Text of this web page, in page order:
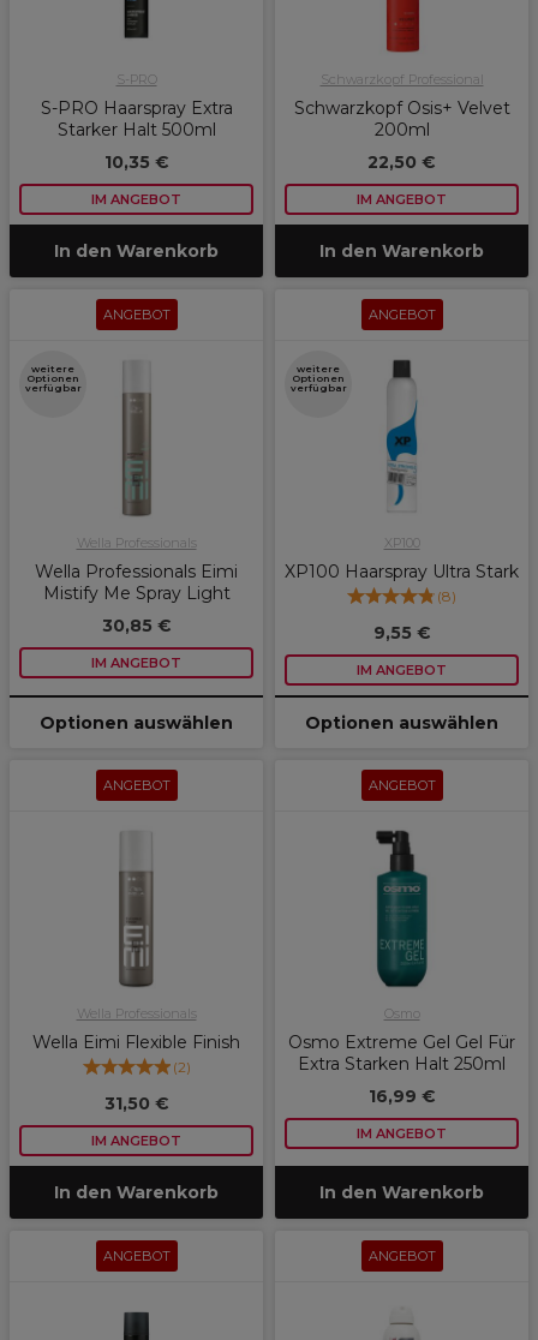
S-PRO
S-PRO Haarspray Extra
Starker Halt 500ml
10,35 €
IM ANGEBOT
In den Warenkorb
Schwarzkopf Professional
Schwarzkopf Osis+ Velvet
200ml
22,50 €
IM ANGEBOT
In den Warenkorb
ANGEBOT
weitere
Optionen
verfügbar
Wella Professionals
Wella Professionals Eimi
Mistify Me Spray Light
30,85 €
IM ANGEBOT
Optionen auswählen
ANGEBOT
weitere
Optionen
verfügbar
XP100
XP100 Haarspray Ultra Stark
(8)
9,55 €
IM ANGEBOT
Optionen auswählen
ANGEBOT
Wella Professionals
Wella Eimi Flexible Finish
(2)
31,50 €
IM ANGEBOT
In den Warenkorb
ANGEBOT
Osmo
Osmo Extreme Gel Gel Für
Extra Starken Halt 250ml
16,99 €
IM ANGEBOT
In den Warenkorb
ANGEBOT ANGEBOT